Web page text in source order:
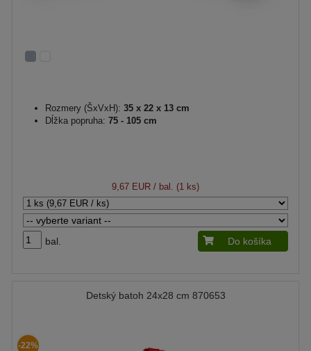
Rozmery (ŠxVxH): 35 x 22 x 13 cm
Dĺžka popruha: 75 - 105 cm
9,67 EUR / bal. (1 ks)
bal. Do košíka
Detský batoh 24x28 cm 870653
-22%